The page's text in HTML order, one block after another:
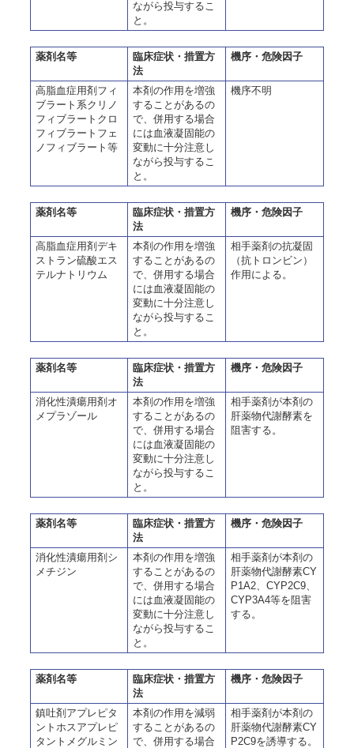
ながら投与するこ
と。
薬剤名等
臨床症状・措置方
法
機序・危険因子
高脂血症用剤フィ
ブラート系クリノ
フィブラートクロ
フィブラートフェ
ノフィブラート等
本剤の作用を増強
することがあるの
で、併用する場合
には血液凝固能の
変動に十分注意し
ながら投与するこ
と。
機序不明
薬剤名等
臨床症状・措置方
法
機序・危険因子
高脂血症用剤デキ
ストラン硫酸エス
テルナトリウム
本剤の作用を増強
することがあるの
で、併用する場合
には血液凝固能の
変動に十分注意し
ながら投与するこ
と。
相手薬剤の抗凝固
（抗トロンビン）
作用による。
薬剤名等
臨床症状・措置方
法
機序・危険因子
消化性潰瘍用剤オ
メプラゾール
本剤の作用を増強
することがあるの
で、併用する場合
には血液凝固能の
変動に十分注意し
ながら投与するこ
と。
相手薬剤が本剤の
肝薬物代謝酵素を
阻害する。
薬剤名等
臨床症状・措置方
法
機序・危険因子
消化性潰瘍用剤シ
メチジン
本剤の作用を増強
することがあるの
で、併用する場合
には血液凝固能の
変動に十分注意し
ながら投与するこ
と。
相手薬剤が本剤の
肝薬物代謝酵素CY
P1A2、CYP2C9、
CYP3A4等を阻害
する。
薬剤名等
臨床症状・措置方
法
機序・危険因子
鎮吐剤アプレピタ
ントホスアプレピ
タントメグルミン
本剤の作用を減弱
することがあるの
で、併用する場合
相手薬剤が本剤の
肝薬物代謝酵素CY
P2C9を誘導する。